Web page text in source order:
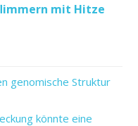
mit Hitze
genomische Struktur
könnte eine